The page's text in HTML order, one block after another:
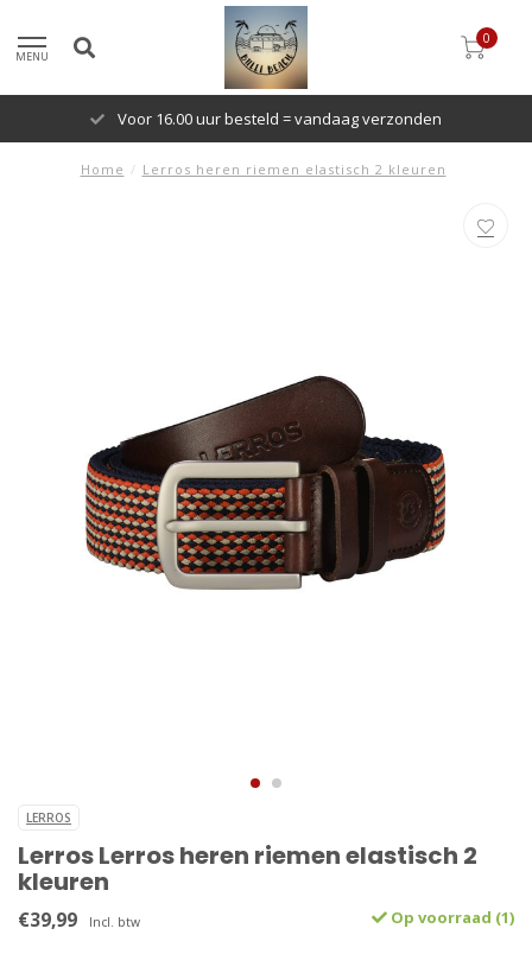
MENU
0
Voor 16.00 uur besteld = vandaag verzonden
Home / Lerros heren riemen elastisch 2 kleuren
LERROS
Lerros Lerros heren riemen elastisch 2
kleuren
€39,99 Incl. btw Op voorraad (1)